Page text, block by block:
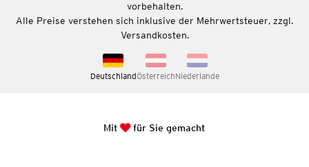
vorbehalten.
Alle Preise verstehen sich inklusive der Mehrwertsteuer, zzgl.
Versandkosten.
DeutschlandÖsterreichNiederlande
Mit für Sie gemacht